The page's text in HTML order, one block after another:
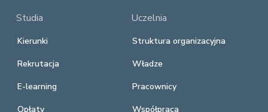
Studia
Kierunki
Rekrutacja
E-learning
Opłaty
Uczelnia
Struktura organizacyjna
Władze
Pracownicy
Współpraca